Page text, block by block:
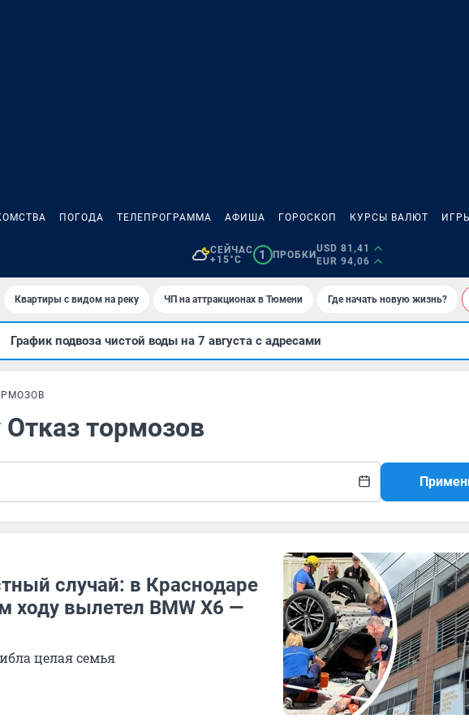
ПОГОДА ТЕЛЕПРОГРАММА АФИША ГОРОСКОП КУРСЫ ВАЛЮТ
СЕЙЧАС
+15°C
1 ПРОБКИ
USD 81,41
EUR 94,06
Квартиры с видом на реку ЧП на аттракционах в Тюмени Где начать новую жизнь?
График подвоза чистой воды на 7 августа с адресами
Отказ тормозов
случай: в Краснодаре
ходу вылетел BMW X6 —
целая семья